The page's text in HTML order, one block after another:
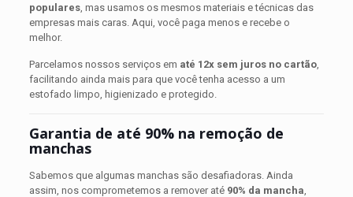
populares, mas usamos os mesmos materiais e técnicas das
empresas mais caras. Aqui, você paga menos e recebe o
melhor.
Parcelamos nossos serviços em até 12x sem juros no cartão,
facilitando ainda mais para que você tenha acesso a um
estofado limpo, higienizado e protegido.
Garantia de até 90% na remoção de
manchas
Sabemos que algumas manchas são desafiadoras. Ainda
assim, nos comprometemos a remover até 90% da mancha,